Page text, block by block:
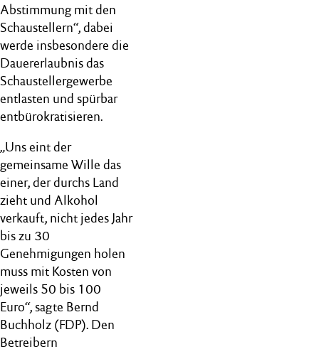
Abstimmung mit den
Schaustellern“, dabei
werde insbesondere die
Dauererlaubnis das
Schaustellergewerbe
entlasten und spürbar
entbürokratisieren.
„Uns eint der
gemeinsame Wille das
einer, der durchs Land
zieht und Alkohol
verkauft, nicht jedes Jahr
bis zu 30
Genehmigungen holen
muss mit Kosten von
jeweils 50 bis 100
Euro“, sagte Bernd
Buchholz (FDP). Den
Betreibern